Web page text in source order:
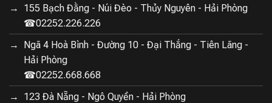
155 Bạch Đằng - Núi Đèo - Thủy Nguyên - Hải Phòng
☎02252.226.226
Ngã 4 Hoà Bình - Đường 10 - Đại Thắng - Tiên Lãng -
Hải Phòng
☎02252.668.668
123 Đà Nẵng - Ngô Quyền - Hải Phòng